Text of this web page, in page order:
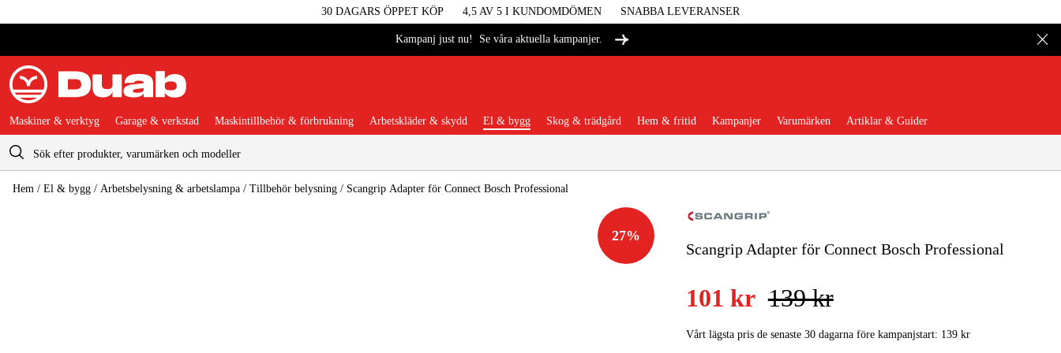
30 DAGARS ÖPPET KÖP 4,5 AV 5 I KUNDOMDÖMEN SNABBA LEVERANSER
Kampanj just nu! Se våra aktuella kampanjer.
Varukorg Populära kategorier
Maskiner & Verktyg
Maskintillbehör & Förbrukning
Maskiner & verktyg Garage & verkstad Maskintillbehör & förbrukning Arbetskläder & skydd El & bygg Skog & trädgård Hem & fritid Kampanjer Varumärken Artiklar & Guider
Hem / El & bygg / Arbetsbelysning & arbetslampa / Tillbehör belysning / Scangrip Adapter för Connect Bosch Professional
27%
Scangrip Adapter för Connect Bosch Professional
101 kr 139 kr
Vårt lägsta pris de senaste 30 dagarna före kampanjstart: 139 kr